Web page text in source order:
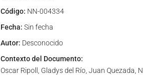
Código: NN-004334
Fecha: Sin fecha
Autor: Desconocido
Contexto del Documento:
Oscar Ripoll, Gladys del Río, Juan Quezada,